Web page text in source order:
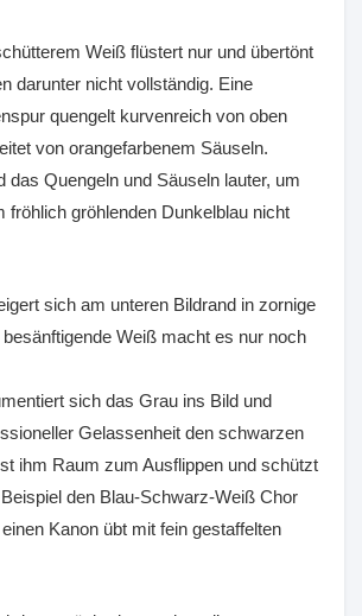
Weiß flüstert nur und übertönt
darunter nicht vollständig. Eine
quengelt kurvenreich von oben
von orangefarbenem Säuseln.
das Quengeln und Säuseln lauter, um
fröhlich gröhlenden Dunkelblau nicht
sich am unteren Bildrand in zornige
Weiß macht es nur noch
sich das Grau ins Bild und
Gelassenheit den schwarzen
ihm Raum zum Ausflippen und schützt
den Blau-Schwarz-Weiß Chor
Kanon übt mit fein gestaffelten